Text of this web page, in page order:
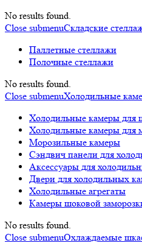
No results found.
Close submenuСкладские
Паллетные стеллажи
Полочные стеллажи
No results found.
Close submenuХолодильные
Холодильные камеры для
Холодильные камеры для
Морозильные камеры
Сэндвич панели для
Аксессуары для
Двери для холодильных
Холодильные агрегаты
Камеры шоковой
No results found.
Close submenuОхлаждаемые